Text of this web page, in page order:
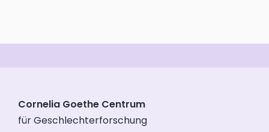
Cornelia Goethe Centrum
für Geschlechterforschung